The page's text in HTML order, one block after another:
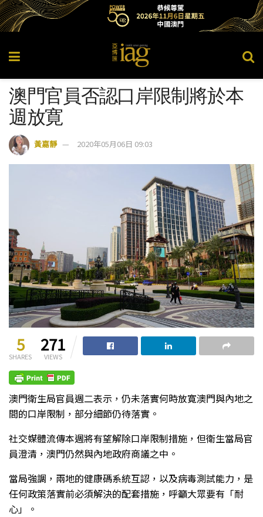
澳門官員否認口岸限制將於本
週放寛
黃嘉靜 2020年05月06日 09:03
5
SHARES
271
VIEWS
澳門衛生局官員週二表示，仍未落實何時放寛澳門與內地之
間的口岸限制，部分細節仍待落實。
社交媒體流傳本週將有望解除口岸限制措施，但衛生當局官
員澄清，澳門仍然與內地政府商議之中。
當局強調，兩地的健康碼系統互認，以及病毒測試能力，是
任何政策落實前必須解決的配套措施，呼籲大眾要有「耐
心」。